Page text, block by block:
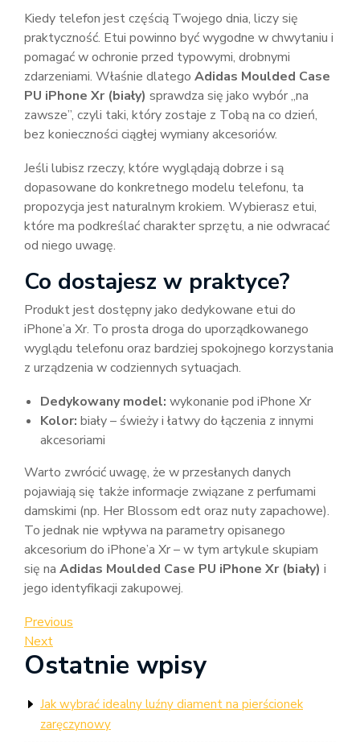
Kiedy telefon jest częścią Twojego dnia, liczy się
praktyczność. Etui powinno być wygodne w chwytaniu i
pomagać w ochronie przed typowymi, drobnymi
zdarzeniami. Właśnie dlatego Adidas Moulded Case
PU iPhone Xr (biały) sprawdza się jako wybór „na
zawsze”, czyli taki, który zostaje z Tobą na co dzień,
bez konieczności ciągłej wymiany akcesoriów.
Jeśli lubisz rzeczy, które wyglądają dobrze i są
dopasowane do konkretnego modelu telefonu, ta
propozycja jest naturalnym krokiem. Wybierasz etui,
które ma podkreślać charakter sprzętu, a nie odwracać
od niego uwagę.
Co dostajesz w praktyce?
Produkt jest dostępny jako dedykowane etui do
iPhone’a Xr. To prosta droga do uporządkowanego
wyglądu telefonu oraz bardziej spokojnego korzystania
z urządzenia w codziennych sytuacjach.
Dedykowany model: wykonanie pod iPhone Xr
Kolor: biały – świeży i łatwy do łączenia z innymi
akcesoriami
Warto zwrócić uwagę, że w przesłanych danych
pojawiają się także informacje związane z perfumami
damskimi (np. Her Blossom edt oraz nuty zapachowe).
To jednak nie wpływa na parametry opisanego
akcesorium do iPhone’a Xr – w tym artykule skupiam
się na Adidas Moulded Case PU iPhone Xr (biały) i
jego identyfikacji zakupowej.
Nawigacja
wpisu
Previous
Post
Previous
Next
Post
Next
Ostatnie wpisy
Jak wybrać idealny luźny diament na pierścionek
zaręczynowy